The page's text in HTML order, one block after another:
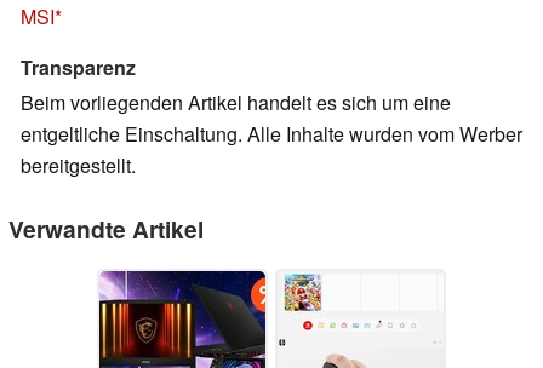
MSI
Transparenz
Beim vorliegenden Artikel handelt es sich um eine
entgeltliche Einschaltung. Alle Inhalte wurden vom Werber
bereitgestellt.
Verwandte Artikel